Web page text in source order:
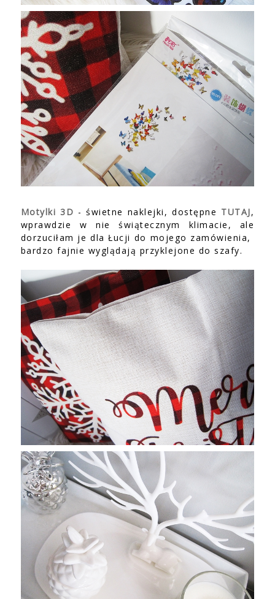
Motylki 3D - świetne naklejki, dostępne TUTAJ,
wprawdzie w nie świątecznym klimacie, ale
dorzuciłam je dla Łucji do mojego zamówienia,
bardzo fajnie wyglądają przyklejone do szafy.